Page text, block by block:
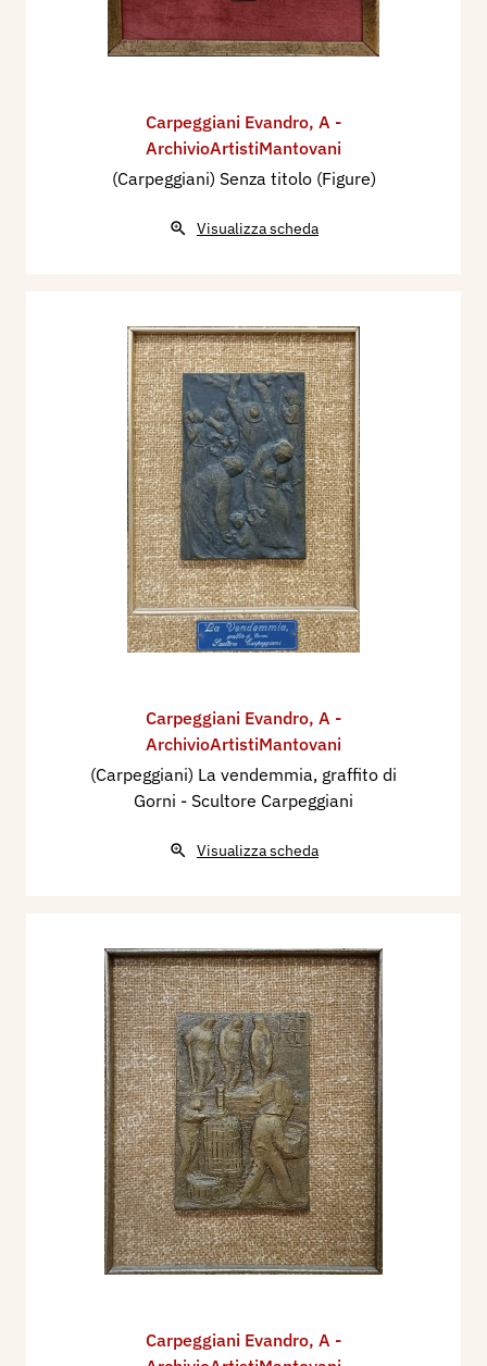
Carpeggiani Evandro, A -
ArchivioArtistiMantovani
(Carpeggiani) Senza titolo (Figure)
Visualizza scheda
Carpeggiani Evandro, A -
ArchivioArtistiMantovani
(Carpeggiani) La vendemmia, graffito di
Gorni - Scultore Carpeggiani
Visualizza scheda
Carpeggiani Evandro, A -